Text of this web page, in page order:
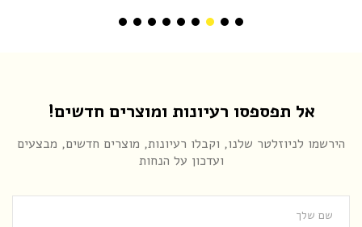
אל תפספסו רעיונות ומוצרים חדשים!
הירשמו לניוזלטר שלנו, וקבלו רעיונות, מוצרים חדשים, מבצעים
ועדכון על הנחות